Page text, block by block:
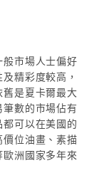
市場人士偏好
精彩度較高，
是夏卡爾最大
數的市場佔有
可以在美國的
位油畫、素描
洲國家多年來